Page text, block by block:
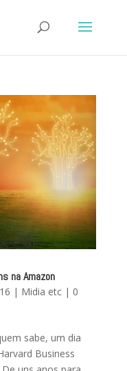
na Amazon
| Midia etc| 0
sabe, um dia
Business